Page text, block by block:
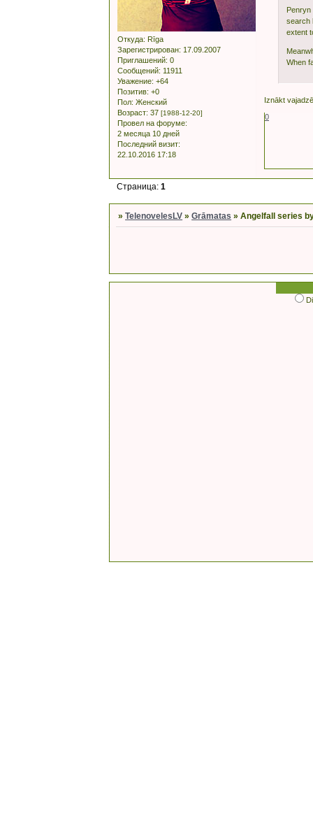
Откуда: Rīga
Зарегистрирован: 17.09.2007
Приглашений: 0
Сообщений: 11911
Уважение: +64
Позитив: +0
Пол: Женский
Возраст: 37 [1988-12-20]
Провел на форуме:
2 месяца 10 дней
Последний визит:
22.10.2016 17:18
search
extent
When
Iznākt
0
Страница:1
»TelenovelesLV »Grāmatas »Angelfall series